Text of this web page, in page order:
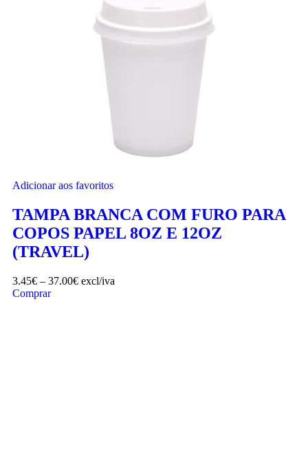
Adicionar aos favoritos
TAMPA BRANCA COM FURO PARA
COPOS PAPEL 8OZ E 12OZ
(TRAVEL)
3.45€ – 37.00€ excl/iva
Comprar